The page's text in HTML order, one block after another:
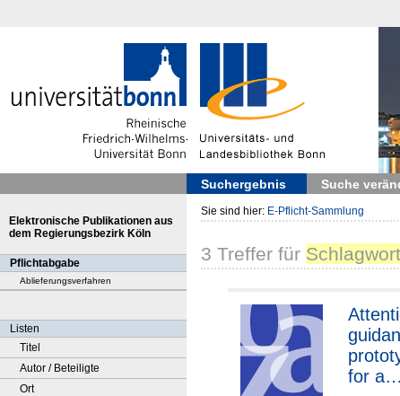
Suchergebnis Suche
Elektronische Publikationen aus
dem Regierungsbezirk Köln
Pflichtabgabe
Ablieferungsverfahren
Listen
Titel
Autor / Beteiligte
Ort
Sie sind hier: E-Pflicht-Sammlung
3 Treffer für
for a